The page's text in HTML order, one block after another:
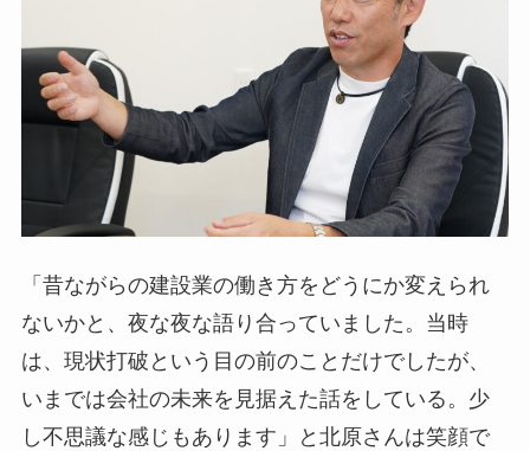
「昔ながらの建設業の働き方をどうにか変えられ
ないかと、夜な夜な語り合っていました。当時
は、現状打破という目の前のことだけでしたが、
いまでは会社の未来を見据えた話をしている。少
し不思議な感じもあります」と北原さんは笑顔で